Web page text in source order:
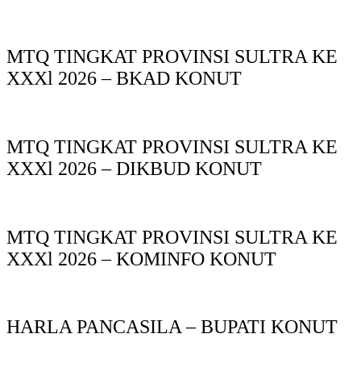
MTQ TINGKAT PROVINSI SULTRA KE
XXXl 2026 – BKAD KONUT
MTQ TINGKAT PROVINSI SULTRA KE
XXXl 2026 – DIKBUD KONUT
MTQ TINGKAT PROVINSI SULTRA KE
XXXl 2026 – KOMINFO KONUT
HARLA PANCASILA – BUPATI KONUT